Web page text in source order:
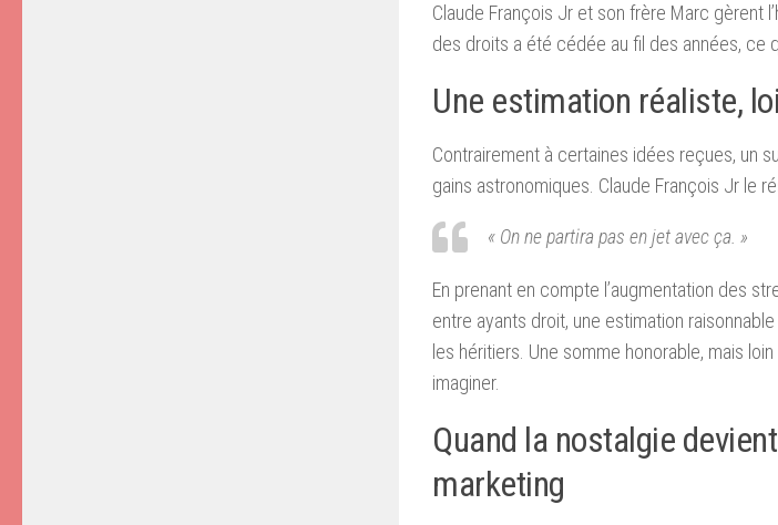
Claude François Jr et son frère Marc gèrent
des droits a été cédée au fil des années, ce
Une estimation réaliste,
Contrairement à certaines idées reçues, un
gains astronomiques. Claude François Jr le
« On ne partira pas en jet avec ça. »
En prenant en compte l’augmentation des
entre ayants droit, une estimation
les héritiers. Une somme honorable, mais
imaginer.
Quand la nostalgie
marketing